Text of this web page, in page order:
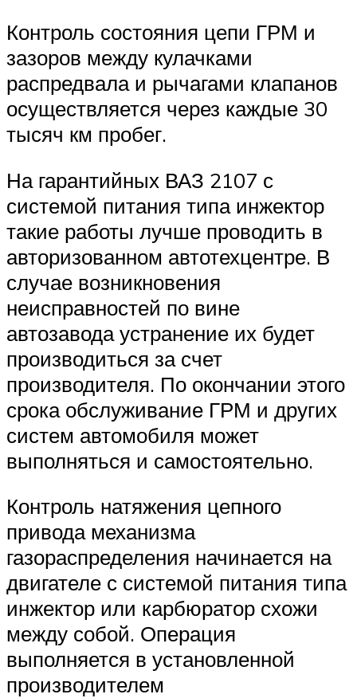
Контроль состояния цепи ГРМ и
зазоров между кулачками
распредвала и рычагами клапанов
осуществляется через каждые 30
тысяч км пробег.
На гарантийных ВАЗ 2107 с
системой питания типа инжектор
такие работы лучше проводить в
авторизованном автотехцентре. В
случае возникновения
неисправностей по вине
автозавода устранение их будет
производиться за счет
производителя. По окончании этого
срока обслуживание ГРМ и других
систем автомобиля может
выполняться и самостоятельно.
Контроль натяжения цепного
привода механизма
газораспределения начинается на
двигателе с системой питания типа
инжектор или карбюратор схожи
между собой. Операция
выполняется в установленной
производителем